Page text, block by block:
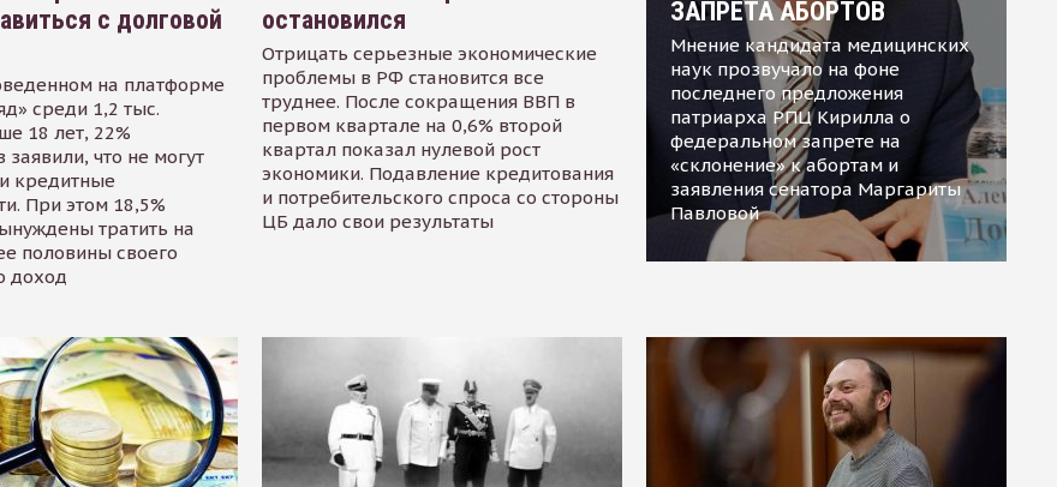
с долговой
на платформе
среди 1,2 тыс.
18 лет, 22%
заявили, что не могут
кредитные
При этом 18,5%
тратить на
половины своего
доход
остановился
Отрицать серьезные экономические
проблемы в РФ становится все
труднее. После сокращения ВВП в
первом квартале на 0,6% второй
квартал показал нулевой рост
экономики. Подавление кредитования
и потребительского спроса со стороны
ЦБ дало свои результаты
ЗАПРЕТА АБОРТОВ
Мнение кандидата медицинских
наук прозвучало на фоне
последнего предложения
патриарха РПЦ Кирилла о
федеральном запрете на
«склонение» к абортам и
заявления сенатора Маргариты
Павловой